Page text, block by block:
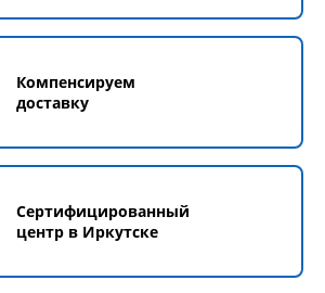
Компенсируем
доставку
Сертифицированный
центр в Иркутске